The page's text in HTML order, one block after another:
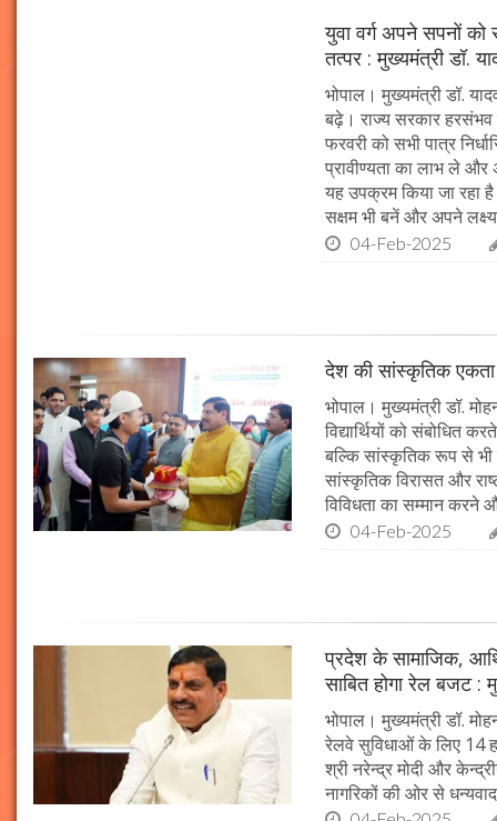
युवा वर्ग अपने सपनों
तत्पर : मुख्यमंत्री डॉ.
भोपाल। मुख्यमंत्री डॉ.
बढ़े। राज्य सरकार
फरवरी को सभी पात्र
प्रावीण्यता का लाभ ले और
यह उपक्रम किया जा रहा
सक्षम भी बनें और अपने
04-Feb-2025
देश की सांस्कृतिक
भोपाल। मुख्यमंत्री डॉ.
विद्यार्थियों को संबोधित
बल्कि सांस्कृतिक रूप से भी
सांस्कृतिक विरासत और
विविधता का सम्मान
04-Feb-2025
प्रदेश के सामाजिक,
साबित होगा रेल बजट :
भोपाल। मुख्यमंत्री डॉ.
रेलवे सुविधाओं के लिए 14
श्री नरेन्द्र मोदी और
नागरिकों की ओर से